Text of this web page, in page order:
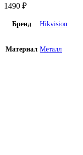
1490 ₽
Бренд Hikvision
Материал Металл